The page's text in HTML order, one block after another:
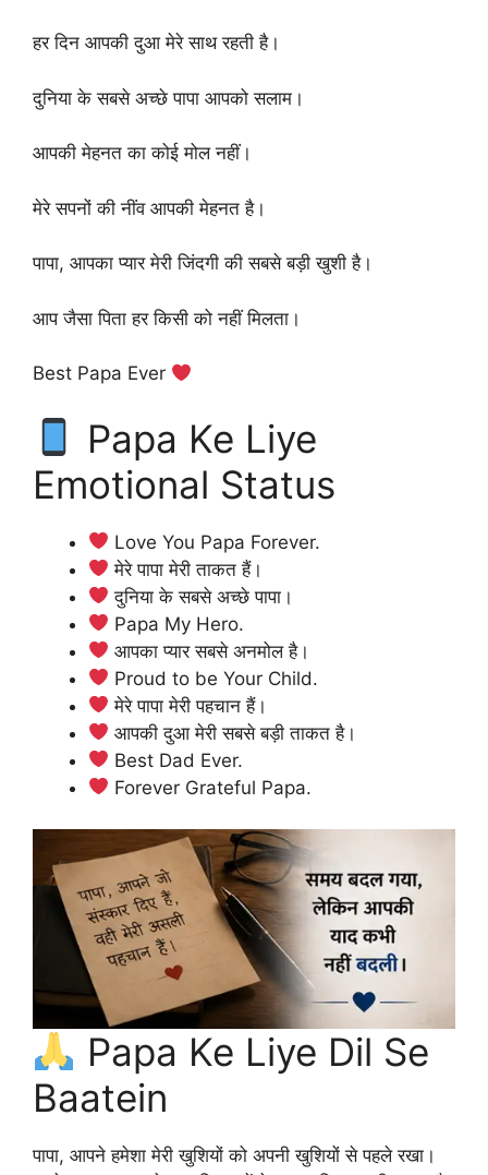
हर दिन आपकी दुआ मेरे साथ रहती है।
दुनिया के सबसे अच्छे पापा आपको सलाम।
आपकी मेहनत का कोई मोल नहीं।
मेरे सपनों की नींव आपकी मेहनत है।
पापा, आपका प्यार मेरी जिंदगी की सबसे बड़ी खुशी है।
आप जैसा पिता हर किसी को नहीं मिलता।
Best Papa Ever
Papa Ke Liye
Emotional Status
Love You Papa Forever.
मेरे पापा मेरी ताकत हैं।
दुनिया के सबसे अच्छे पापा।
Papa My Hero.
आपका प्यार सबसे अनमोल है।
Proud to be Your Child.
मेरे पापा मेरी पहचान हैं।
आपकी दुआ मेरी सबसे बड़ी ताकत है।
Best Dad Ever.
Forever Grateful Papa.
Papa Ke Liye Dil Se
Baatein
पापा, आपने हमेशा मेरी खुशियों को अपनी खुशियों से पहले रखा।